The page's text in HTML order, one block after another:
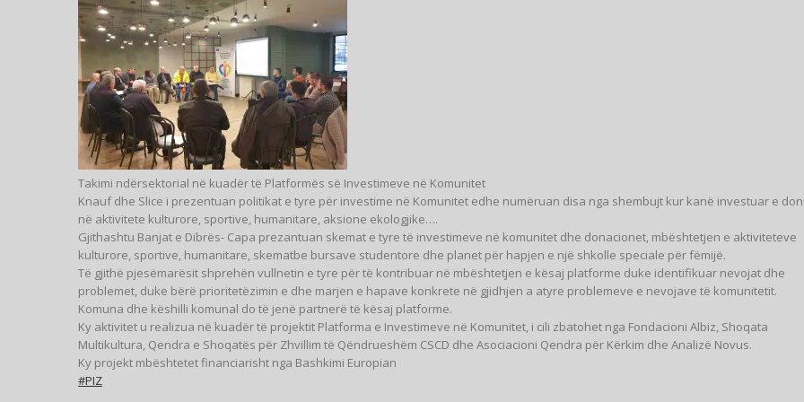
Takimi ndërsektorial në kuadër të Platformës së Investimeve në Komunitet
Knauf dhe Slice i prezentuan politikat e tyre për investime në Komunitet edhe numëruan disa nga shembujt kur kanë investuar e
në aktivitete kulturore, sportive, humanitare, aksione ekologjike….
Gjithashtu Banjat e Dibrës- Capa prezantuan skemat e tyre të investimeve në komunitet dhe donacionet, mbështetjen e aktiviteteve
kulturore, sportive, humanitare, skematbe bursave studentore dhe planet për hapjen e një shkolle speciale për fëmijë.
Të gjithë pjesëmarësit shprehën vullnetin e tyre për të kontribuar në mbështetjen e kësaj platforme duke identifikuar nevojat dhe
problemet, duke bërë prioritetëzimin e dhe marjen e hapave konkrete në gjidhjen a atyre problemeve e nevojave të komunitetit.
Komuna dhe këshilli komunal do të jenë partnerë të kësaj platforme.
Ky aktivitet u realizua në kuadër të projektit Platforma e Investimeve në Komunitet, i cili zbatohet nga Fondacioni Albiz, Shoqata
Multikultura, Qendra e Shoqatës për Zhvillim të Qëndrueshëm CSCD dhe Asociacioni Qendra për Kërkim dhe Analizë Novus.
Ky projekt mbështetet financiarisht nga Bashkimi Europian
#PIZ